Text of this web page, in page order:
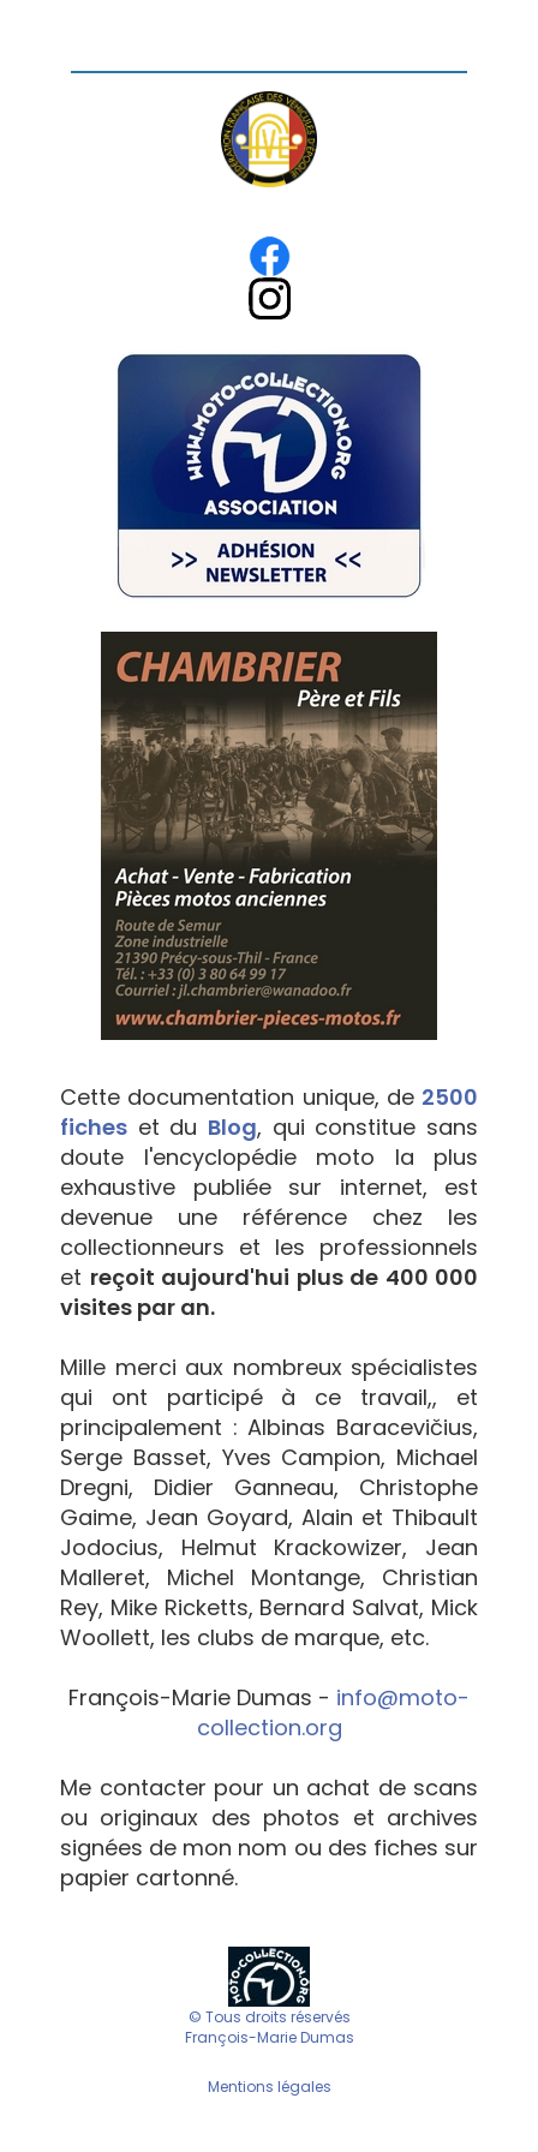
Cette documentation unique, de 2500
fiches et du Blog, qui constitue sans
doute l'encyclopédie moto la plus
exhaustive publiée sur internet, est
devenue une référence chez les
collectionneurs et les professionnels
et reçoit aujourd'hui plus de 400 000
visites par an.
Mille merci aux nombreux spécialistes
qui ont participé à ce travail,, et
principalement : Albinas Baracevičius,
Serge Basset, Yves Campion, Michael
Dregni, Didier Ganneau, Christophe
Gaime, Jean Goyard, Alain et Thibault
Jodocius, Helmut Krackowizer, Jean
Malleret, Michel Montange, Christian
Rey, Mike Ricketts, Bernard Salvat, Mick
Woollett, les clubs de marque, etc.
François-Marie Dumas - info@moto-
collection.org
Me contacter pour un achat de scans
ou originaux des photos et archives
signées de mon nom ou des fiches sur
papier cartonné.
© Tous droits réservés
François-Marie Dumas
Mentions légales